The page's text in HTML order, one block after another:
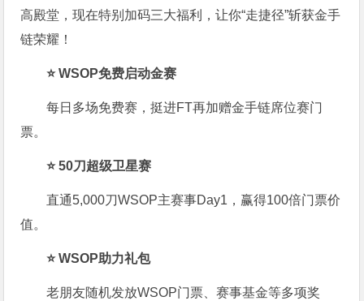
高殿堂，现在特别加码三大福利，让你“走捷径”斩获金手
链荣耀！
⭐ WSOP免费启动金赛
每日多场免费赛，挺进FT再加赠金手链席位赛门
票。
⭐ 50刀超级卫星赛
直通5,000刀WSOP主赛事Day1，赢得100倍门票价
值。
⭐ WSOP助力礼包
老朋友随机发放WSOP门票、赛事基金等多项奖